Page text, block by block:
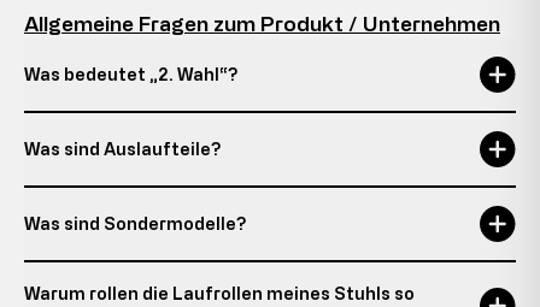
Allgemeine Fragen zum Produkt / Unternehmen
Was bedeutet „2. Wahl“?
Was sind Auslaufteile?
Was sind Sondermodelle?
Warum rollen die Laufrollen meines Stuhls so